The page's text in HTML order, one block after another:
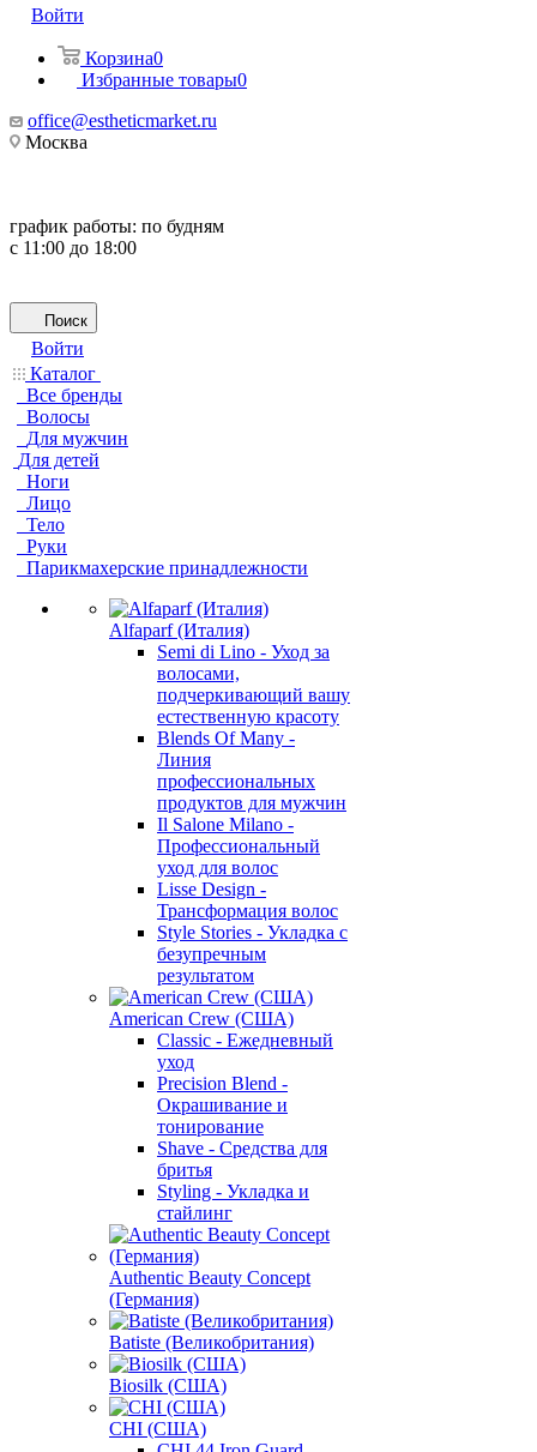
Войти
Корзина0
Избранные товары0
office@estheticmarket.ru
Москва
график работы: по будням
с 11:00 до 18:00
Поиск
Войти
Каталог
Все бренды
Волосы
Для мужчин
Для детей
Ноги
Лицо
Тело
Руки
Парикмахерские принадлежности
Alfaparf (Италия)
Semi di Lino - Уход за
волосами,
подчеркивающий вашу
естественную красоту
Blends Of Many -
Линия
профессиональных
продуктов для мужчин
Il Salone Milano -
Профессиональный
уход для волос
Lisse Design -
Трансформация волос
Style Stories - Укладка с
безупречным
результатом
American Crew (США)
Classic - Ежедневный
уход
Precision Blend -
Окрашивание и
тонирование
Shave - Средства для
бритья
Styling - Укладка и
стайлинг
Authentic Beauty Concept
(Германия)
Batiste (Великобритания)
Biosilk (США)
CHI (США)